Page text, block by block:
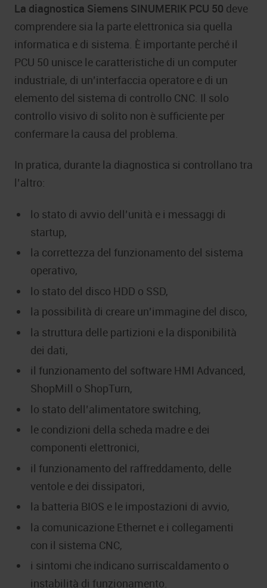
La diagnostica Siemens SINUMERIK PCU 50 deve
comprendere sia la parte elettronica sia quella
informatica e di sistema. È importante perché il
PCU 50 unisce le caratteristiche di un computer
industriale, di un’interfaccia operatore e di un
elemento del sistema di controllo CNC. Il solo
controllo visivo di solito non è sufficiente per
confermare la causa del problema.
In pratica, durante la diagnostica si controllano tra
l’altro:
lo stato di avvio dell’unità e i messaggi di
startup,
la correttezza del funzionamento del sistema
operativo,
lo stato del disco HDD o SSD,
la possibilità di creare un’immagine del disco,
la struttura delle partizioni e la disponibilità
dei dati,
il funzionamento del software HMI Advanced,
ShopMill o ShopTurn,
lo stato dell’alimentatore switching,
le condizioni della scheda madre e dei
componenti elettronici,
il funzionamento del raffreddamento, delle
ventole e dei dissipatori,
la batteria BIOS e le impostazioni di avvio,
la comunicazione Ethernet e i collegamenti
con il sistema CNC,
i sintomi che indicano surriscaldamento o
instabilità di funzionamento.